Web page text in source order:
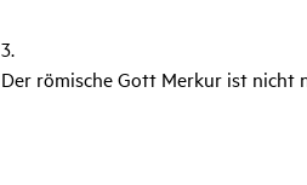
3.
Der römische Gott Merkur ist nicht